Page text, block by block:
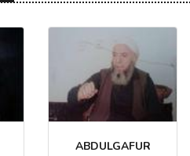
ABDULGAFUR